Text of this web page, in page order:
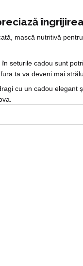
mască nutritivă
seturile cadou sunt
ta va deveni mai
cu un cadou elegant